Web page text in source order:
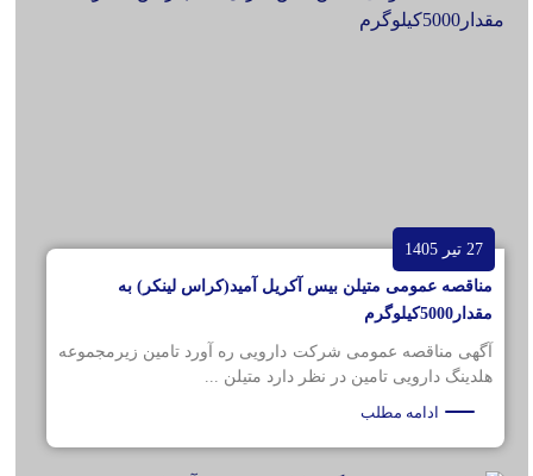
27 تیر 1405
مناقصه عمومی متیلن بیس آکریل آمید(کراس لینکر) به
مقدار5000کیلوگرم
آگهی مناقصه عمومی شرکت دارویی ره آورد تامین زیرمجموعه
هلدینگ دارویی تامین در نظر دارد متیلن ...
ادامه مطلب